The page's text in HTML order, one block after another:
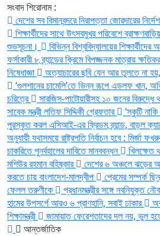
সংবাদ শিরোনাম :
দেশের সব বিমানবন্দরে নিরাপত্তা জোরদারের নির্দেশ
শিক্ষার্থীদের সাথে উৎসবমুখর পরিবেশে
শুভসূচনা।
বিভিন্ন বিশ্ববিদ্যালয়ের
ফর্সাকারী ৮ ব্র্যান্ডের ক্রিমে বিপজ্জনক মাত্রায়
নিষেধাজ্ঞা
অত্যাচারের ছবি যেন আর তুলতে না
‘গুলশানের চামেলি’তে ভিন্ন রূপে এডলফ খান,
চরিত্রে
সারজিস-পাটোয়ারীসহ ১০ জনের বিরুদ্ধে
সাবেক মন্ত্রী লতিফ সিদ্দিকী গ্রেফতার
‘স্কুটি
পুরস্কৃত করল এসিআই-এর ফ্রিডম ব্র্যান্ড, বাড়ল
অনুযায়ী যথাসময়ে রাষ্ট্রপতি নির্বাচন হবে : মির্জা
চাকরিতে পুনর্বহালের দাবিতে মানববন্ধন
খিলক্ষেত
মশিউর রহমান বহিষ্কার
দেশের ৬ অঞ্চলে ঝড়ের
করতে চায় বাংলাদেশ-মালদ্বীপ
প্রেমের সম্পর্ক
ফেলল তরুণীকে
প্রধানমন্ত্রীর সঙ্গে নবনিযুক্ত
হামের উপসর্গে আরও ৬ প্রাণহানি, সবাই ঢাকার
শিক্ষামন্ত্রী
জামায়াত ফেরেশতাদের দল নয়, ভুল
আন্তর্জাতিক